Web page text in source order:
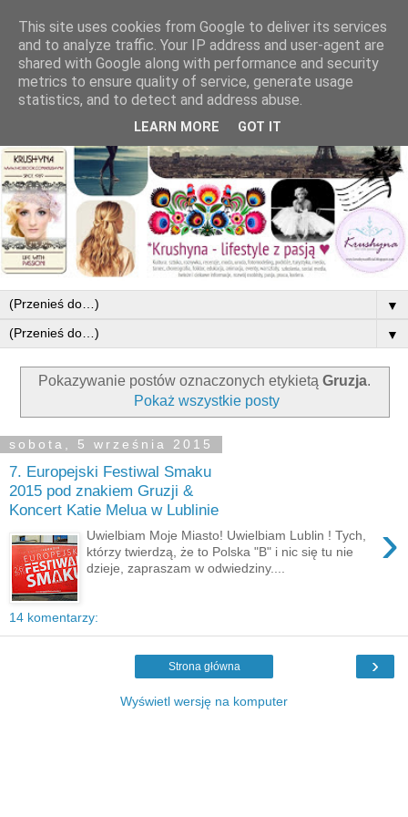
▼
▼
Pokazywanie postów oznaczonych etykietą Gruzja.
Pokaż wszystkie posty
sobota, 5 września 2015
7. Europejski Festiwal Smaku
2015 pod znakiem Gruzji &
Koncert Katie Melua w Lublinie
›
Uwielbiam Moje Miasto! Uwielbiam Lublin ! Tych,
którzy twierdzą, że to Polska "B" i nic się tu nie
dzieje, zapraszam w odwiedziny....
14 komentarzy:
›
Strona główna
Wyświetl wersję na komputer
This site uses cookies from Google to deliver its services
and to analyze traffic. Your IP address and user-agent are
shared with Google along with performance and security
metrics to ensure quality of service, generate usage
statistics, and to detect and address abuse.
LEARN MORE GOT IT